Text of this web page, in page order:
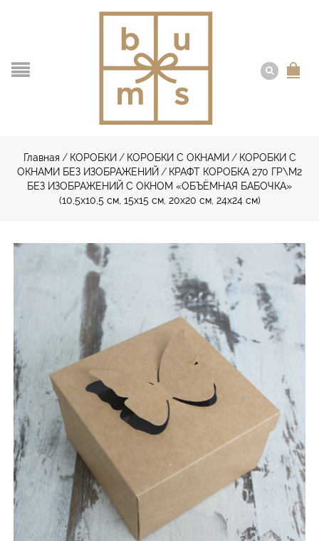
Главная / КОРОБКИ / КОРОБКИ С ОКНАМИ / КОРОБКИ С
ОКНАМИ БЕЗ ИЗОБРАЖЕНИЙ / КРАФТ КОРОБКА 270 ГР\М2
БЕЗ ИЗОБРАЖЕНИЙ С ОКНОМ «ОБЪЁМНАЯ БАБОЧКА»
(10,5х10,5 см, 15х15 см, 20х20 см, 24х24 см)